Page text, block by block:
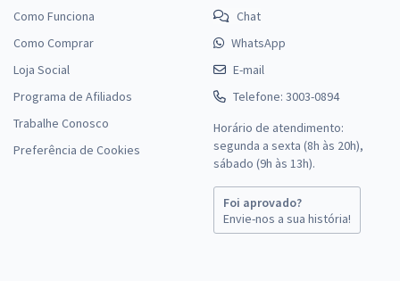
Como Funciona
Como Comprar
Loja Social
Programa de Afiliados
Trabalhe Conosco
Preferência de Cookies
Chat
WhatsApp
E-mail
Telefone: 3003-0894
Horário de atendimento:
segunda a sexta (8h às 20h),
sábado (9h às 13h).
Foi aprovado?
Envie-nos a sua história!